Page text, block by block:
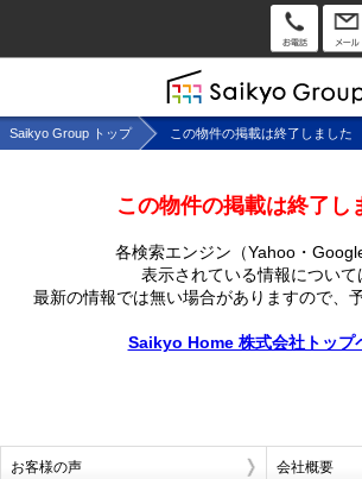
Saikyo Group トップ この物件の掲載は終了しました
この物件の掲載は終了し
各検索エンジン（Yahoo・
表示されている情報について
最新の情報では無い場合がありますので、
Saikyo Home 株式会社トップ
お客様の声 会社概要